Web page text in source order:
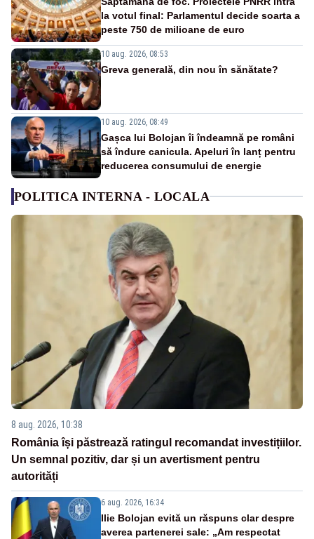
la votul final: Parlamentul decide soarta a
peste 750 de milioane de euro
10 aug. 2026, 08:53
Greva generală, din nou în sănătate?
10 aug. 2026, 08:49
Gașca lui Bolojan îi îndeamnă pe români
să îndure canicula. Apeluri în lanț pentru
reducerea consumului de energie
POLITICA INTERNA - LOCALA
8 aug. 2026, 10:38
România își păstrează ratingul recomandat investițiilor.
Un semnal pozitiv, dar și un avertisment pentru
autorități
6 aug. 2026, 16:34
Ilie Bolojan evită un răspuns clar despre
averea partenerei sale: „Am respectat